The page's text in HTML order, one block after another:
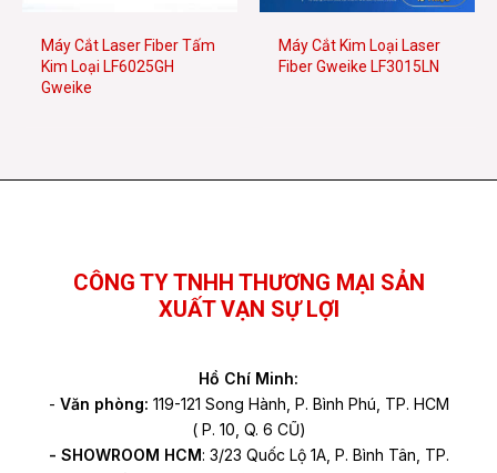
Máy Cắt Laser Fiber Tấm
Kim Loại LF6025GH
Gweike
Máy Cắt Kim Loại Laser
Fiber Gweike LF3015LN
CÔNG TY TNHH THƯƠNG MẠI SẢN
XUẤT VẠN SỰ LỢI
Hồ Chí Minh:
- Văn phòng: 119-121 Song Hành, P. Bình Phú, TP. HCM
( P. 10, Q. 6 CŨ)
- SHOWROOM HCM: 3/23 Quốc Lộ 1A, P. Bình Tân, TP.
Facebook
YouTube
TikTok